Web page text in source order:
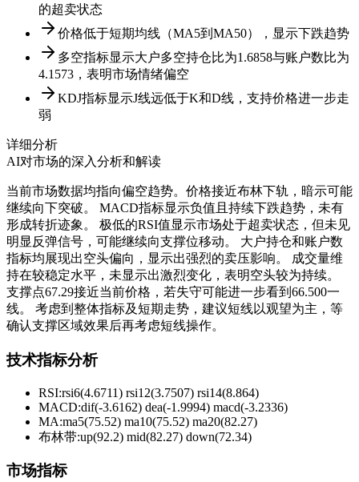
的超卖状态
价格低于短期均线（MA5到MA50），显示下跌趋势
多空指标显示大户多空持仓比为1.6858与账户数比为
4.1573，表明市场情绪偏空
KDJ指标显示J线远低于K和D线，支持价格进一步走
弱
详细分析
AI对市场的深入分析和解读
当前市场数据均指向偏空趋势。价格接近布林下轨，暗示可能
继续向下突破。 MACD指标显示负值且持续下跌趋势，未有
形成转折迹象。 极低的RSI值显示市场处于超卖状态，但未见
明显反弹信号，可能继续向支撑位移动。 大户持仓和账户数
指标均展现出空头偏向，显示出强烈的卖压影响。 成交量维
持在较稳定水平，未显示出激烈变化，表明空头较为持续。
支撑点67.29接近当前价格，若失守可能进一步看到66.500一
线。 考虑到整体指标及短期走势，建议短线以观望为主，等
确认支撑区域效果后再考虑短线操作。
技术指标分析
RSI:rsi6(4.6711) rsi12(3.7507) rsi14(8.864)
MACD:dif(-3.6162) dea(-1.9994) macd(-3.2336)
MA:ma5(75.52) ma10(75.52) ma20(82.27)
布林带:up(92.2) mid(82.27) down(72.34)
市场指标